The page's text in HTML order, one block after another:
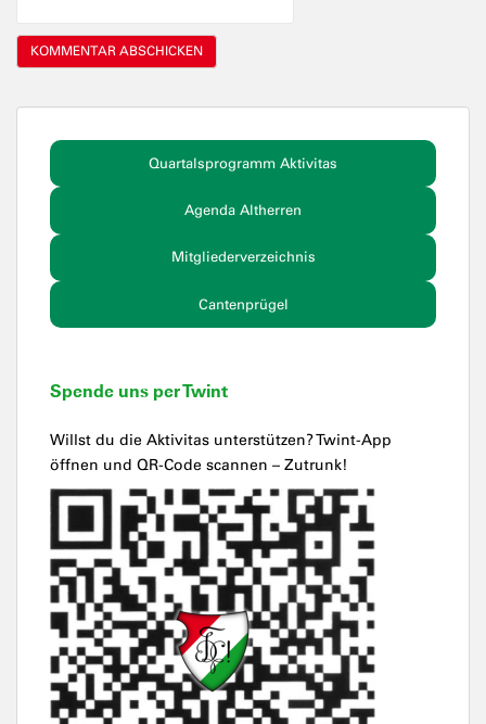
Quartalsprogramm Aktivitas
Agenda Altherren
Mitgliederverzeichnis
Cantenprügel
Spende uns per Twint
Willst du die Aktivitas unterstützen? Twint-App
öffnen und QR-Code scannen – Zutrunk!